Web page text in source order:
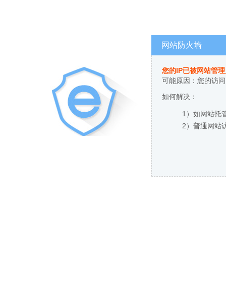
网站防火墙
您的IP已被网站管
可能原因：您的访
如何解决：
1）如网站托
2）普通网站